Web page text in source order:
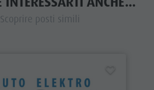
Scoprire posti simili